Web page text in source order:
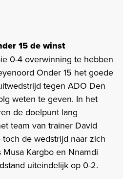
15 de winst
0-4 overwinning te hebben
Onder 15 het goede
tegen ADO Den
weten te geven. In het
de doelpunt lang
team van trainer David
toch de wedstrijd naar zich
Kargbo en Nnamdi
uiteindelijk op 0-2.